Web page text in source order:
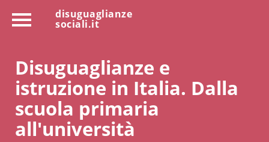
disuguaglianze
sociali.it
Disuguaglianze e
istruzione in Italia. Dalla
scuola primaria
all'università